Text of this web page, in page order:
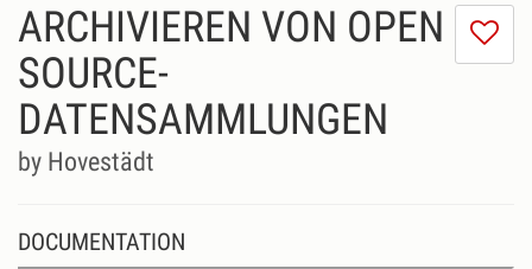
I
ARCHIVIEREN VON OPEN
SOURCE-
DATENSAMMLUNGEN
by Hovestädt
DOCUMENTATION